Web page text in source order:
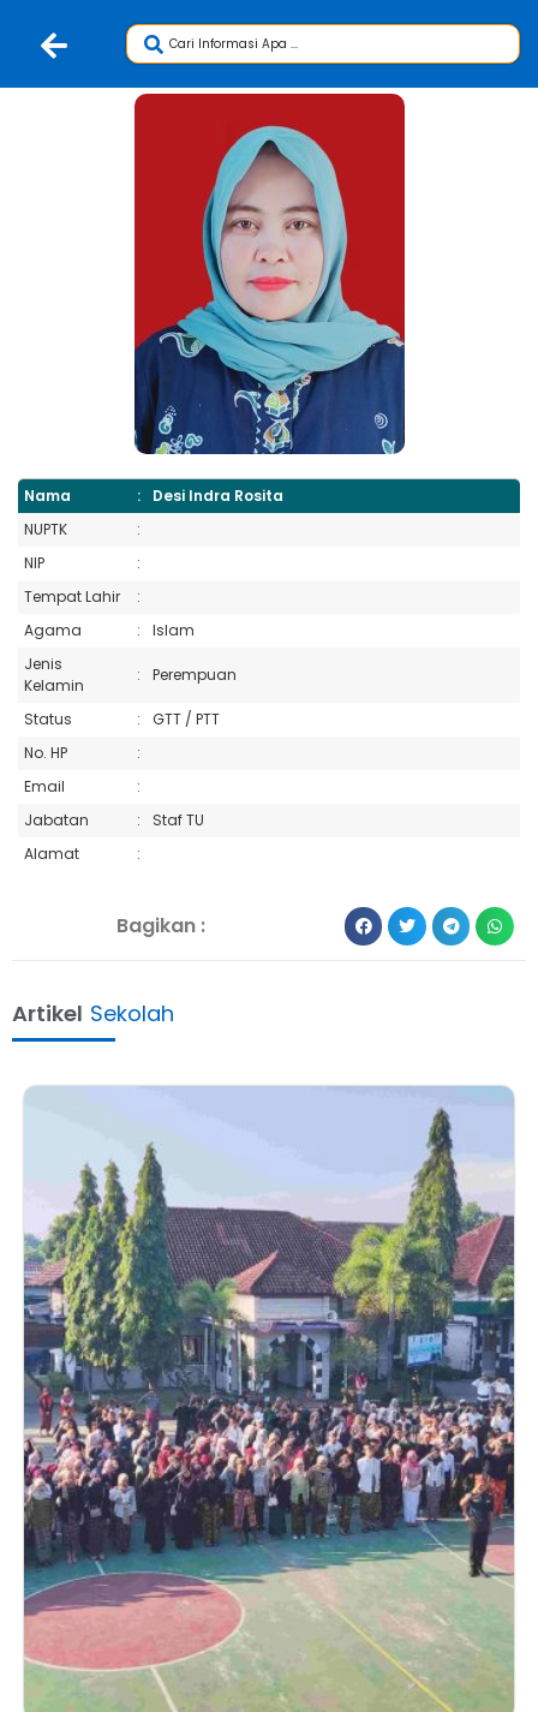
Nama :
Desi Indra Rosita
NUPTK
:
NIP
:
Tempat Lahir
:
Agama
:
Islam
Jenis
Kelamin
: Perempuan
Status :
GTT / PTT
No. HP
:
Email
:
Jabatan
:
Staf TU
Alamat
:
Bagikan :
Artikel Sekolah